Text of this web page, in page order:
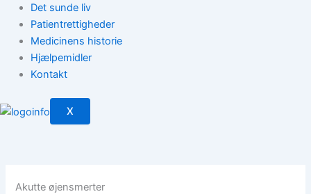
Det sunde liv
Patientrettigheder
Medicinens historie
Hjælpemidler
Kontakt
X
Akutte øjensmerter